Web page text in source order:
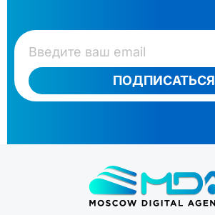
ПОДПИСАТЬСЯ